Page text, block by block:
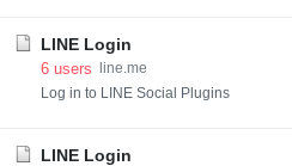
LINE Login
6 users
line.me
Log in to LINE Social Plugins
LINE Login